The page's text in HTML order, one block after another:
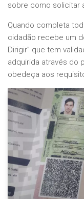
sobre como solicitar
Quando completa
cidadão recebe um
Dirigir” que tem
adquirida através do
obedeça aos